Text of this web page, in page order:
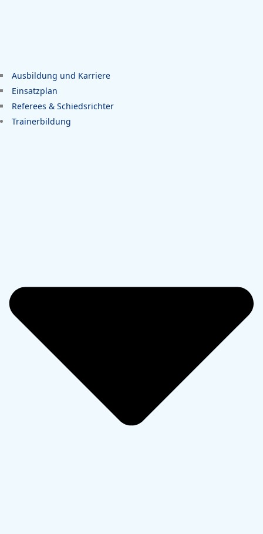
Ausbildung und Karriere
Einsatzplan
Referees & Schiedsrichter
Trainerbildung